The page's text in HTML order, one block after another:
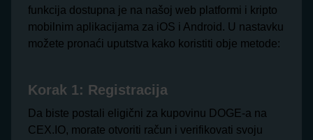
funkcija dostupna je na našoj web platformi i kripto
mobilnim aplikacijama za iOS i Android. U nastavku
možete pronaći uputstva kako koristiti obje metode:
Korak 1: Registracija
Da biste postali eligični za kupovinu DOGE-a na
CEX.IO, morate otvoriti račun i verifikovati svoju